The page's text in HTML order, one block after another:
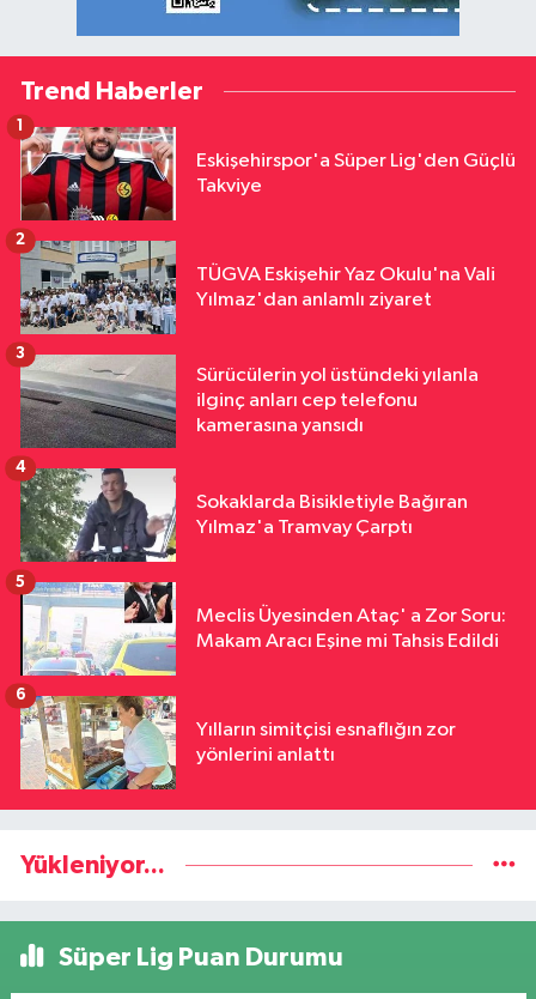
Trend Haberler
Eskişehirspor'a Süper Lig'den Güçlü
Takviye
1
TÜGVA Eskişehir Yaz Okulu'na Vali
Yılmaz'dan anlamlı ziyaret
2
Sürücülerin yol üstündeki yılanla
ilginç anları cep telefonu
kamerasına yansıdı
3
Sokaklarda Bisikletiyle Bağıran
Yılmaz'a Tramvay Çarptı
4
Meclis Üyesinden Ataç' a Zor Soru:
Makam Aracı Eşine mi Tahsis Edildi
5
Yılların simitçisi esnaflığın zor
yönlerini anlattı
6
Yükleniyor...
Süper Lig Puan Durumu